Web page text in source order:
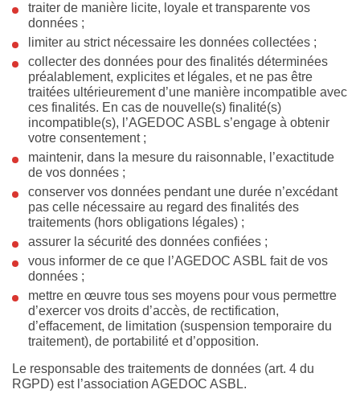
traiter de manière licite, loyale et transparente vos
données ;
limiter au strict nécessaire les données collectées ;
collecter des données pour des finalités déterminées
préalablement, explicites et légales, et ne pas être
traitées ultérieurement d’une manière incompatible avec
ces finalités. En cas de nouvelle(s) finalité(s)
incompatible(s), l’AGEDOC ASBL s’engage à obtenir
votre consentement ;
maintenir, dans la mesure du raisonnable, l’exactitude
de vos données ;
conserver vos données pendant une durée n’excédant
pas celle nécessaire au regard des finalités des
traitements (hors obligations légales) ;
assurer la sécurité des données confiées ;
vous informer de ce que l’AGEDOC ASBL fait de vos
données ;
mettre en œuvre tous ses moyens pour vous permettre
d’exercer vos droits d’accès, de rectification,
d’effacement, de limitation (suspension temporaire du
traitement), de portabilité et d’opposition.
Le responsable des traitements de données (art. 4 du
RGPD) est l’association AGEDOC ASBL.